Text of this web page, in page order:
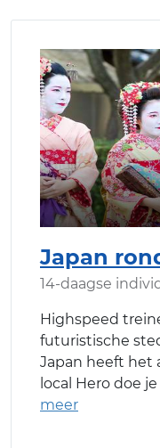
Japan
14-daagse
Highspeed
futuristische
Japan heeft het
local Hero doe